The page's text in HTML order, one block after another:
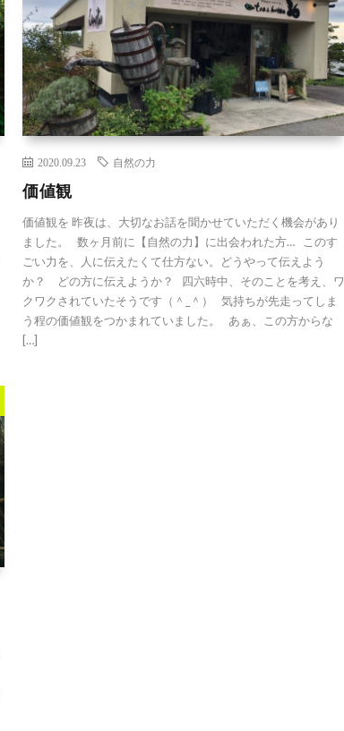
2020.09.23 自然の力
価値観
価値観を 昨夜は、大切なお話を聞かせていただく機会があり
ました。 数ヶ月前に【自然の力】に出会われた方… このす
ごい力を、人に伝えたくて仕方ない。どうやって伝えよう
か？ どの方に伝えようか？ 四六時中、そのことを考え、ワ
クワクされていたそうです（＾_＾） 気持ちが先走ってしま
う程の価値観をつかまれていました。 あぁ、この方からな
[…]